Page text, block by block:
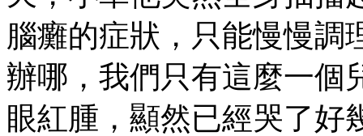
腦癱的症狀，只能慢慢調
辦哪，我們只有這麼一個
眼紅腫，顯然已經哭了好